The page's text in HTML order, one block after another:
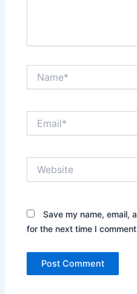
Save my name, email,
for the next time I